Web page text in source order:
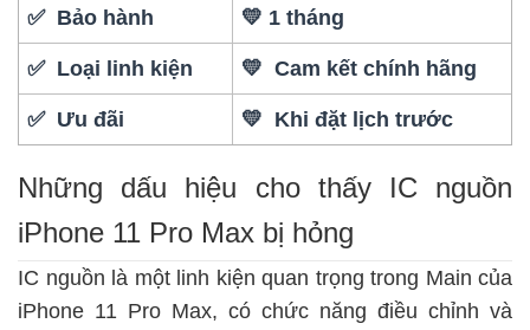
✅ Bảo hành 💛 1 tháng
✅ Loại linh kiện 💛 Cam kết chính hãng
✅ Ưu đãi 💛 Khi đặt lịch trước
Những dấu hiệu cho thấy IC nguồn
iPhone 11 Pro Max bị hỏng
IC nguồn là một linh kiện quan trọng trong Main của
iPhone 11 Pro Max, có chức năng điều chỉnh và